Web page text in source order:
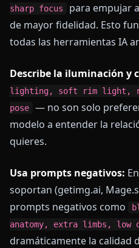
sharp focus
para empujar
de mayor fidelidad. Esto
todas las herramientas IA
Describe la iluminación y
lighting, soft rim light,
pose
— no son solo
modelo a entender la
quieres.
Usa prompts negativos:
soportan (getimg.ai,
prompts negativos como
anatomy, extra limbs, low
dramáticamente la calidad